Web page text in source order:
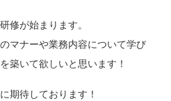
修が始まります。
マナーや業務内容について学び
築いて欲しいと思います！
期待しております！